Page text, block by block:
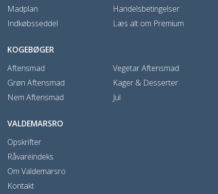
Madplan
Indkøbsseddel
Handelsbetingelser
Læs alt om Premium
KOGEBØGER
Aftensmad
Grøn Aftensmad
Nem Aftensmad
Vegetar Aftensmad
Kager & Desserter
Jul
VALDEMARSRO
Opskrifter
Råvareindeks
Om Valdemarsro
Kontakt